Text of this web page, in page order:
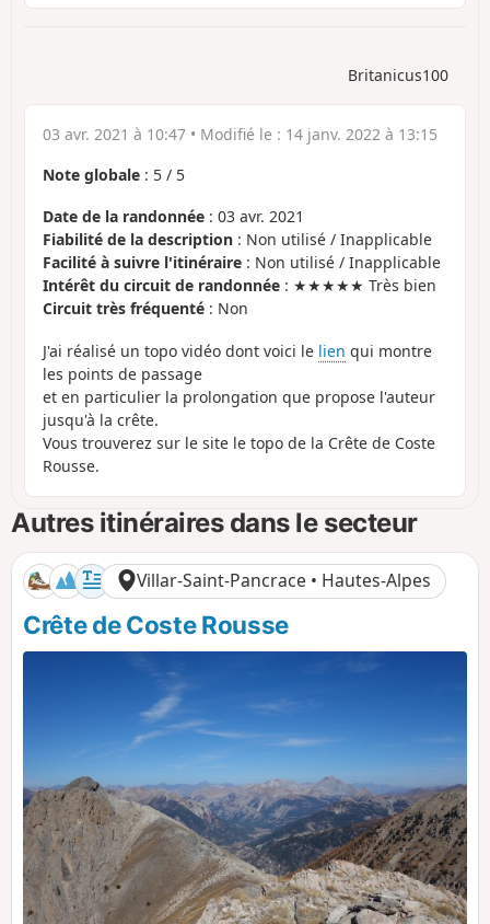
Britanicus100
03 avr. 2021 à 10:47 • Modifié le : 14 janv. 2022 à 13:15
Note globale : 5 / 5
Date de la randonnée : 03 avr. 2021
Fiabilité de la description : Non utilisé / Inapplicable
Facilité à suivre l'itinéraire : Non utilisé / Inapplicable
Intérêt du circuit de randonnée : ★★★★★ Très bien
Circuit très fréquenté : Non
J'ai réalisé un topo vidéo dont voici le lien qui montre
les points de passage
et en particulier la prolongation que propose l'auteur
jusqu'à la crête.
Vous trouverez sur le site le topo de la Crête de Coste
Rousse.
Autres itinéraires dans le secteur
Villar-Saint-Pancrace • Hautes-Alpes
Crête de Coste Rousse